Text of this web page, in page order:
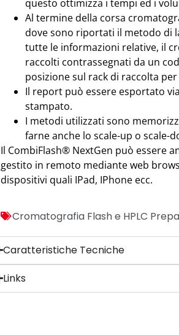
questo ottimizza i tempi ed i
Al termine della corsa
dove sono riportati il metodo di
tutte le informazioni relative, il
raccolti contrassegnati da un
posizione sul rack di raccolta
Il report può essere esportato
stampato.
I metodi utilizzati sono
farne anche lo scale-up o scale-
Il CombiFlash® NextGen può essere
gestito in remoto mediante web
dispositivi quali IPad, IPhone ecc.
Cromatografia Flash e HPLC
Caratteristiche Tecniche
Links